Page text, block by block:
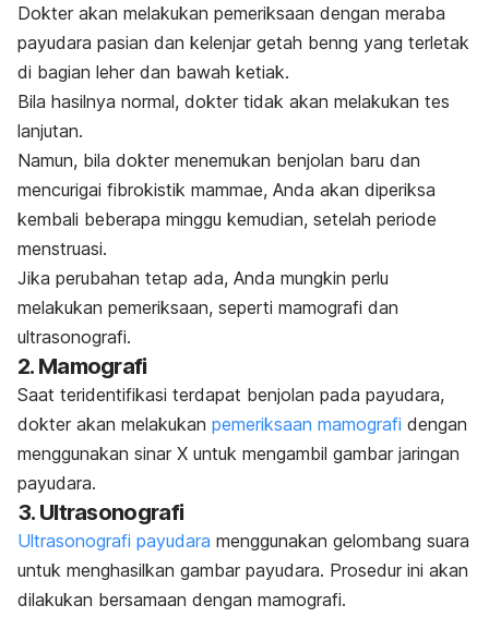
Dokter akan melakukan pemeriksaan dengan meraba
payudara pasian dan kelenjar getah benng yang terletak
di bagian leher dan bawah ketiak.
Bila hasilnya normal, dokter tidak akan melakukan tes
lanjutan.
Namun, bila dokter menemukan benjolan baru dan
mencurigai fibrokistik mammae, Anda akan diperiksa
kembali beberapa minggu kemudian, setelah periode
menstruasi.
Jika perubahan tetap ada, Anda mungkin perlu
melakukan pemeriksaan, seperti mamografi dan
ultrasonografi.
2. Mamografi
Saat teridentifikasi terdapat benjolan pada payudara,
dokter akan melakukan pemeriksaan mamografi dengan
menggunakan sinar X untuk mengambil gambar jaringan
payudara.
3. Ultrasonografi
Ultrasonografi payudara menggunakan gelombang suara
untuk menghasilkan gambar payudara. Prosedur ini akan
dilakukan bersamaan dengan mamografi.